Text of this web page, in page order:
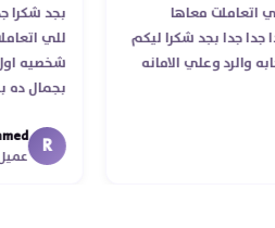
اتعاملت معاها
جدا جدا بجد شكرا ليكم
والرد وعلي الامانه
بجد
للي
R